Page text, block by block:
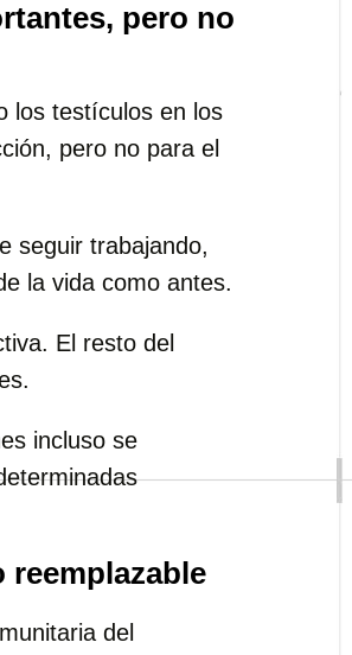
pero no
los testículos en los
pero no para el
seguir trabajando,
la vida como antes.
El resto del
incluso se
del